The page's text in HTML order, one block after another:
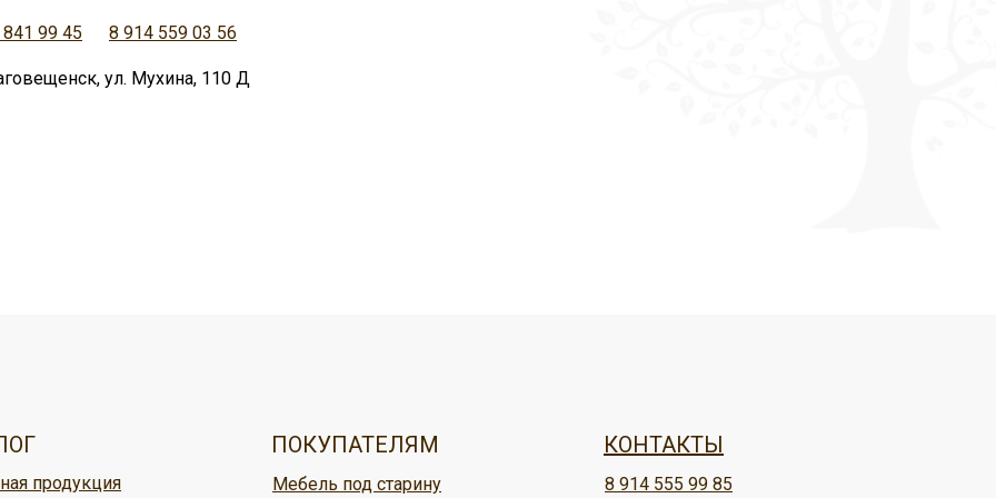
ул. Мухина, 110 Д
99 45 8 914 559 03 56
доставки,
Мебель под старину
ПОКУПАТЕЛЯМ
продукция 8 914 555 99 85
КОНТАКТЫ